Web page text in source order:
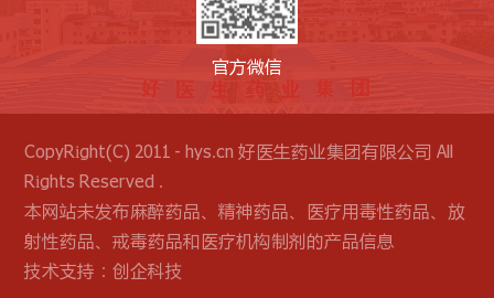
官方微信
CopyRight(C) 2011 - hys.cn 好医生药业集团有限公司 All
Rights Reserved .
本网站未发布麻醉药品、精神药品、医疗用毒性药品、放
射性药品、戒毒药品和医疗机构制剂的产品信息
技术支持：创企科技